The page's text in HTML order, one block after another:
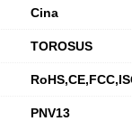
Cina
TOROSUS
PNV13